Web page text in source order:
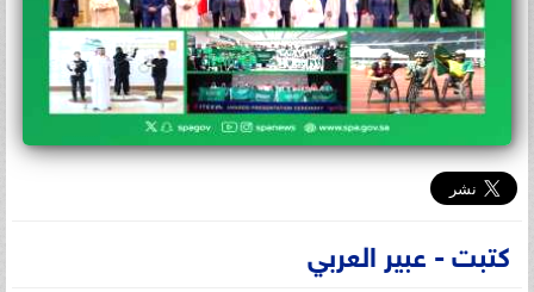
كتبت - عبير العربي